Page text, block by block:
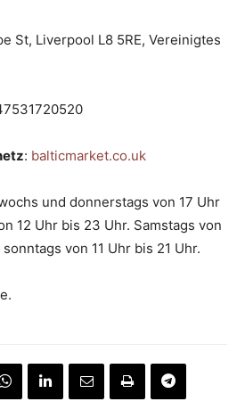
St, Liverpool L8 5RE, Vereinigtes
: balticmarket.co.uk
und donnerstags von 17 Uhr
12 Uhr bis 23 Uhr. Samstags von
von 11 Uhr bis 21 Uhr.